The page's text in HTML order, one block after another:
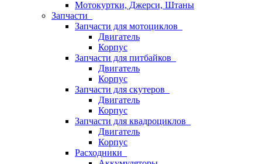
Мотокуртки, Джерси, Штаны
Запчасти
Запчасти для мотоциклов
Двигатель
Корпус
Запчасти для питбайков
Двигатель
Корпус
Запчасти для скутеров
Двигатель
Корпус
Запчасти для квадроциклов
Двигатель
Корпус
Расходники